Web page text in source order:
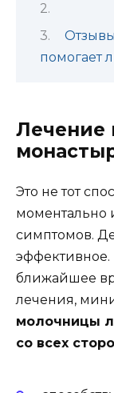
помогает
Лечение
Это не тот
моментально
симптомов.
эффективное.
ближайшее
лечения,
молочницы
со всех